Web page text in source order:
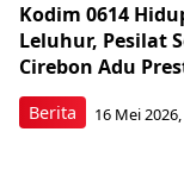
Berita
Kodim 0614
Leluhur, Pesilat
Cirebon Adu
16 Mei